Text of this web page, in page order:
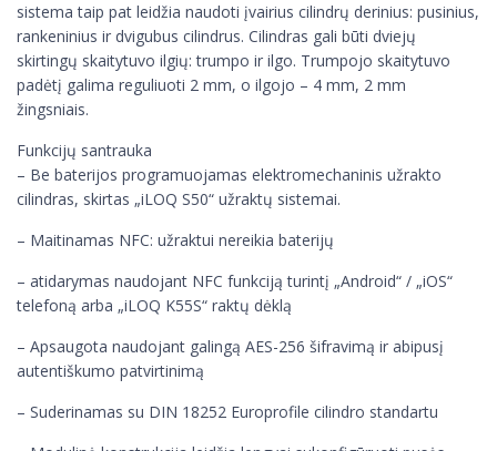
sistema taip pat leidžia naudoti įvairius cilindrų derinius: pusinius,
rankeninius ir dvigubus cilindrus. Cilindras gali būti dviejų
skirtingų skaitytuvo ilgių: trumpo ir ilgo. Trumpojo skaitytuvo
padėtį galima reguliuoti 2 mm, o ilgojo – 4 mm, 2 mm
žingsniais.
Funkcijų santrauka
– Be baterijos programuojamas elektromechaninis užrakto
cilindras, skirtas „iLOQ S50“ užraktų sistemai.
– Maitinamas NFC: užraktui nereikia baterijų
– atidarymas naudojant NFC funkciją turintį „Android“ / „iOS“
telefoną arba „iLOQ K55S“ raktų dėklą
– Apsaugota naudojant galingą AES-256 šifravimą ir abipusį
autentiškumo patvirtinimą
– Suderinamas su DIN 18252 Europrofile cilindro standartu